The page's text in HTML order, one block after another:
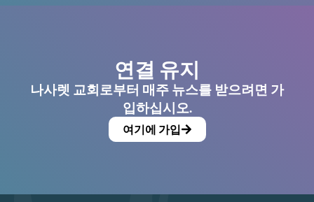
연결 유지
나사렛 교회로부터 매주 뉴스를 받으려면 가
입하십시오.
여기에 가입